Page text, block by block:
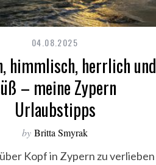
04.08.2025
himmlisch, herrlich und
– meine Zypern
Urlaubstipps
by Britta Smyrak
Kopf in Zypern zu verlieben
S
e
a
h